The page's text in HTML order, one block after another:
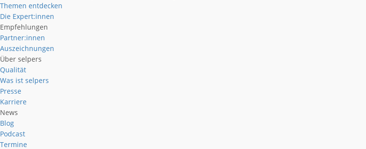
Themen entdecken
Die Expert:innen
Empfehlungen
Partner:innen
Auszeichnungen
Über selpers
Qualität
Was ist selpers
Presse
Karriere
News
Blog
Podcast
Termine